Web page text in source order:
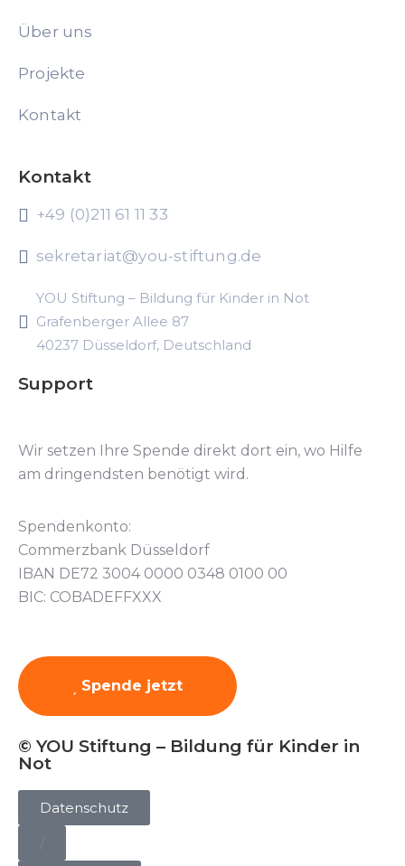
Über uns
Projekte
Kontakt
Kontakt
+49 (0)211 61 11 33
sekretariat@you-stiftung.de
YOU Stiftung – Bildung für Kinder in Not
Grafenberger Allee 87
40237 Düsseldorf, Deutschland
Support
Wir setzen Ihre Spende direkt dort ein, wo Hilfe
am dringendsten benötigt wird.
Spendenkonto:
Commerzbank Düsseldorf
IBAN DE72 3004 0000 0348 0100 00
BIC: COBADEFFXXX
Spende jetzt
© YOU Stiftung – Bildung für Kinder in
Not
Datenschutz
/